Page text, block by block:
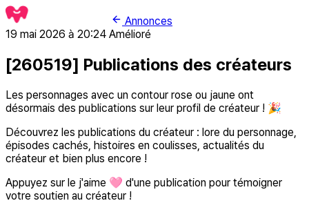
Annonces
19 mai 2026 à 20:24 Amélioré
[260519] Publications des créateurs
Les personnages avec un contour rose ou jaune ont
désormais des publications sur leur profil de créateur ! 🎉
Découvrez les publications du créateur : lore du personnage,
épisodes cachés, histoires en coulisses, actualités du
créateur et bien plus encore !
Appuyez sur le j'aime 🩷 d'une publication pour témoigner
votre soutien au créateur !